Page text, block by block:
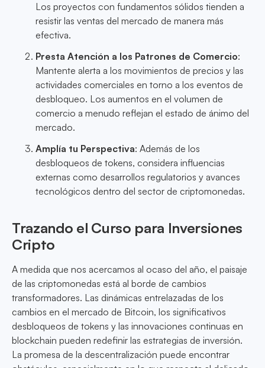
Los proyectos con fundamentos sólidos tienden a
resistir las ventas del mercado de manera más
efectiva.
Presta Atención a los Patrones de Comercio:
Mantente alerta a los movimientos de precios y las
actividades comerciales en torno a los eventos de
desbloqueo. Los aumentos en el volumen de
comercio a menudo reflejan el estado de ánimo del
mercado.
Amplía tu Perspectiva: Además de los
desbloqueos de tokens, considera influencias
externas como desarrollos regulatorios y avances
tecnológicos dentro del sector de criptomonedas.
Trazando el Curso para Inversiones
Cripto
A medida que nos acercamos al ocaso del año, el paisaje
de las criptomonedas está al borde de cambios
transformadores. Las dinámicas entrelazadas de los
cambios en el mercado de Bitcoin, los significativos
desbloqueos de tokens y las innovaciones continuas en
blockchain pueden redefinir las estrategias de inversión.
La promesa de la descentralización puede encontrar